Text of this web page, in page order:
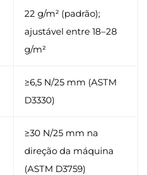
22 g/m² (padrão);
ajustável entre 18–28
g/m²
≥6,5 N/25 mm (ASTM
D3330)
≥30 N/25 mm na
direção da máquina
(ASTM D3759)